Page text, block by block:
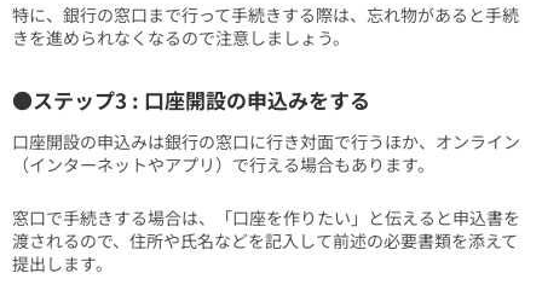
特に、銀行の窓口まで行って手続きする際は、忘れ物があると手続
きを進められなくなるので注意しましょう。
●ステップ3 : 口座開設の申込みをする
口座開設の申込みは銀行の窓口に行き対面で行うほか、オンライン
（インターネットやアプリ）で行える場合もあります。
窓口で手続きする場合は、「口座を作りたい」と伝えると申込書を
渡されるので、住所や氏名などを記入して前述の必要書類を添えて
提出します。